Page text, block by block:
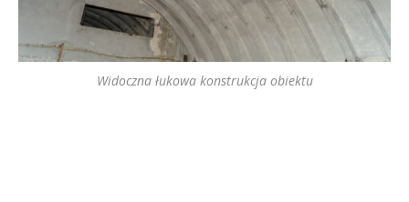
Widoczna łukowa konstrukcja obiektu